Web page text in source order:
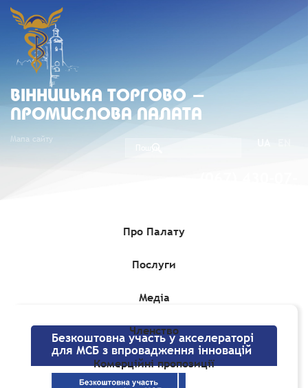
ВIННИЦЬКА ТОРГОВО -
ПРОМИСЛОВА ПАЛАТА
Мапа сайту
Про Палату
Послуги
Медіа
Членство
Комерційні пропозиції
Гранти, Проєкти, Програми для бізнесу
Безкоштовна участь у акселераторі
для МСБ з впровадження інновацій